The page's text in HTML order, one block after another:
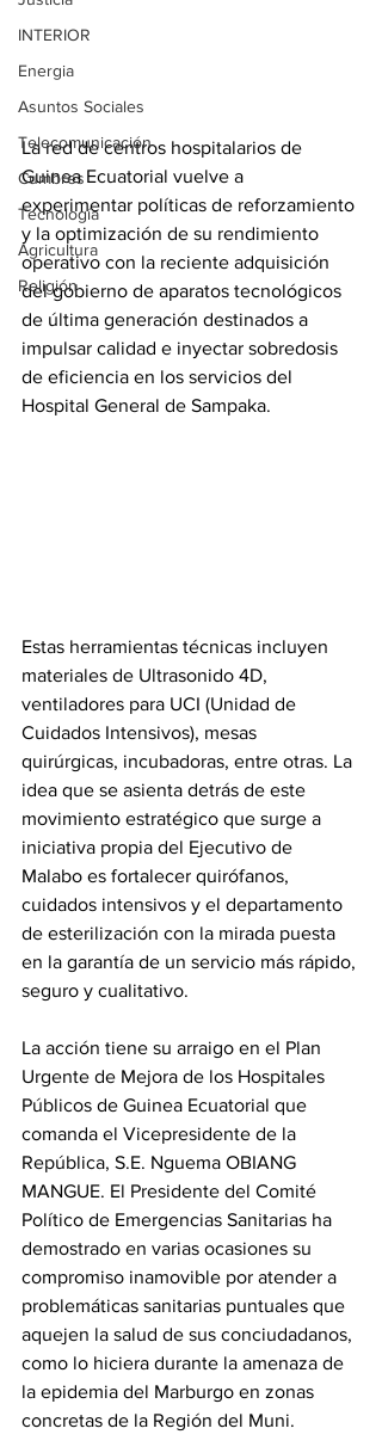
INTERIOR
Energia
Asuntos Sociales
Telecomunicación
Cumbres
Tecnología
Agricultura
Religión
La red de centros hospitalarios de
Guinea Ecuatorial vuelve a
experimentar políticas de reforzamiento
y la optimización de su rendimiento
operativo con la reciente adquisición
del gobierno de aparatos tecnológicos
de última generación destinados a
impulsar calidad e inyectar sobredosis
de eficiencia en los servicios del
Hospital General de Sampaka.
‎Estas herramientas técnicas incluyen
materiales de Ultrasonido 4D,
ventiladores para UCI (Unidad de
Cuidados Intensivos), mesas
quirúrgicas, incubadoras, entre otras. La
idea que se asienta detrás de este
movimiento estratégico que surge a
iniciativa propia del Ejecutivo de
Malabo es fortalecer quirófanos,
cuidados intensivos y el departamento
de esterilización con la mirada puesta
en la garantía de un servicio más rápido,
seguro y cualitativo.
‎La acción tiene su arraigo en el Plan
Urgente de Mejora de los Hospitales
Públicos de Guinea Ecuatorial que
comanda el Vicepresidente de la
República, S.E. Nguema OBIANG
MANGUE. El Presidente del Comité
Político de Emergencias Sanitarias ha
demostrado en varias ocasiones su
compromiso inamovible por atender a
problemáticas sanitarias puntuales que
aquejen la salud de sus conciudadanos,
como lo hiciera durante la amenaza de
la epidemia del Marburgo en zonas
concretas de la Región del Muni.